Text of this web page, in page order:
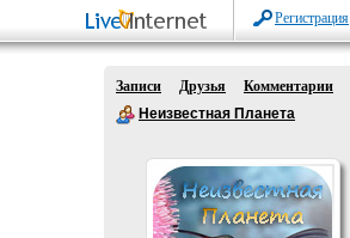
Регистрация
Записи Друзья
Комментарии
Неизвестная Планета